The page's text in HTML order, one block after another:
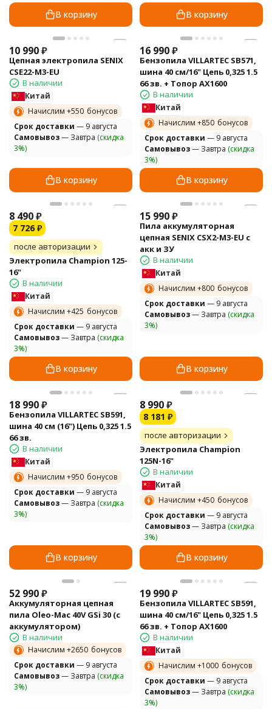
В корзину В корзину
10 990₽
Цепная электропила SENIX
CSE22-M3-EU
В наличии
Китай
Начислим +550 бонусов
Cрок доставки — 9 августа
Самовывоз— Завтра (скидка
3%)
В корзину
16 990₽
Бензопила VILLARTEC SB571,
шина 40 см/16" Цепь 0,325 1.5
66 зв. + Топор АХ1600
В наличии
Китай
Начислим +850 бонусов
Cрок доставки — 9 августа
Самовывоз— Завтра (скидка
3%)
В корзину
8 490₽
7 726 ₽
после авторизации
Электропила Champion 125-
16"
В наличии
Китай
Начислим +425 бонусов
Cрок доставки — 9 августа
Самовывоз— Завтра (скидка
3%)
В корзину
15 990₽
Пила аккумуляторная
цепная SENIX CSX2-M3-EU с
акк и ЗУ
В наличии
Китай
Начислим +800 бонусов
Cрок доставки — 9 августа
Самовывоз— Завтра (скидка
3%)
В корзину
18 990₽
Бензопила VILLARTEC SB591,
шина 40 см (16") Цепь 0,325 1.5
66 зв.
В наличии
Китай
Начислим +950 бонусов
Cрок доставки — 9 августа
Самовывоз— Завтра (скидка
3%)
В корзину
8 990₽
8 181 ₽
после авторизации
Электропила Champion
125N-16"
В наличии
Китай
Начислим +450 бонусов
Cрок доставки — 9 августа
Самовывоз— Завтра (скидка
3%)
В корзину
52 990₽
Аккумуляторная цепная
пила Oleo-Mac 40V GSi 30 (с
аккумулятором)
В наличии
Начислим +2650 бонусов
Cрок доставки — 9 августа
Самовывоз— Завтра (скидка
3%)
19 990₽
Бензопила VILLARTEC SB591,
шина 40 см/16" Цепь 0,325 1.5
66 зв. + Топор AX1600
В наличии
Китай
Начислим +1000 бонусов
Cрок доставки — 9 августа
Самовывоз— Завтра (скидка
3%)